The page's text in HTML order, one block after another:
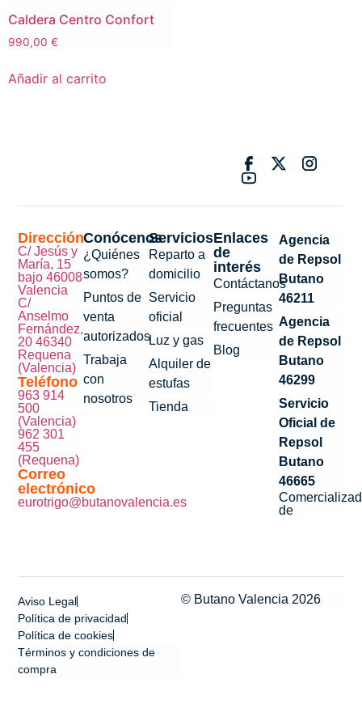
Caldera Centro Confort
990,00 €
Añadir al carrito
Dirección
C/ Jesús y
María, 15
bajo 46008
Valencia
C/
Anselmo
Fernández,
20 46340
Requena
(Valencia)
Teléfono
963 914
500
(Valencia)
962 301
455
(Requena)
Correo
electrónico
eurotrigo@butanovalencia.es
Conócenos
¿Quiénes
somos?
Puntos de
venta
autorizados
Trabaja
con
nosotros
Servicios
Reparto a
domicilio
Servicio
oficial
Luz y gas
Alquiler de
estufas
Tienda
Enlaces
de
interés
Contáctanos
Preguntas
frecuentes
Blog
Agencia
de Repsol
Butano
46211
Agencia
de Repsol
Butano
46299
Servicio
Oficial de
Repsol
Butano
46665
de
Aviso Legal
Política de privacidad
Política de cookies
Términos y condiciones de
compra
© Butano Valencia 2026